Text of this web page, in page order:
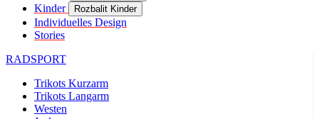
Kinder Rozbalit Kinder
Individuelles Design
Stories
RADSPORT
Trikots Kurzarm
Trikots Langarm
Westen